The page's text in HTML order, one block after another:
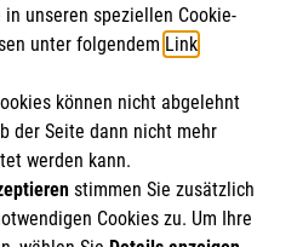
Caritas eG
4001 1550 11
ist als eingetragene
unseren speziellen Cookie-
unter folgendem Link.
können nicht abgelehnt
der Seite dann nicht mehr
werden kann.
stimmen Sie zusätzlich
Cookies zu. Um Ihre